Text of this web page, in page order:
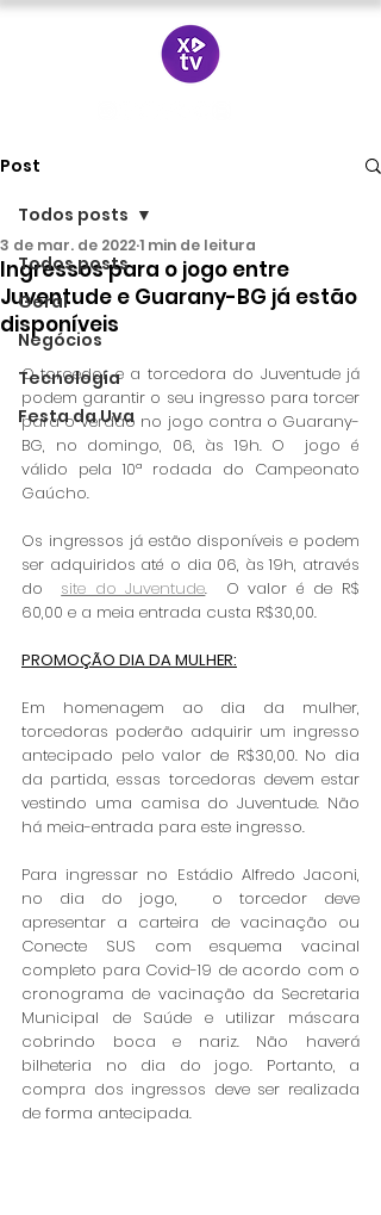
Post
Todos posts
Geral
Negócios
Tecnologia
Festa da Uva
Todos posts
Ingressos para o jogo entre
Juventude e Guarany-BG já estão
disponíveis
3 de mar. de 20221 min de leitura
O torcedor e a torcedora do Juventude já
podem garantir o seu ingresso para torcer
para o Verdão no jogo contra o Guarany-
BG, no domingo, 06, às 19h. O  jogo é
válido pela 10ª rodada do Campeonato
Gaúcho.
Os ingressos já estão disponíveis e podem
ser adquiridos até o dia 06, às 19h, através
do site do Juventude.  O valor é de R$
60,00 e a meia entrada custa R$30,00.
PROMOÇÃO DIA DA MULHER:
Em homenagem ao dia da mulher,
torcedoras poderão adquirir um ingresso
antecipado pelo valor de R$30,00. No dia
da partida, essas torcedoras devem estar
vestindo uma camisa do Juventude. Não
há meia-entrada para este ingresso.
Para ingressar no Estádio Alfredo Jaconi,
no dia do jogo,  o torcedor deve
apresentar a carteira de vacinação ou
Conecte SUS com esquema vacinal
completo para Covid-19 de acordo com o
cronograma de vacinação da Secretaria
Municipal de Saúde e utilizar máscara
cobrindo boca e nariz. Não haverá
bilheteria no dia do jogo. Portanto, a
compra dos ingressos deve ser realizada
de forma antecipada.